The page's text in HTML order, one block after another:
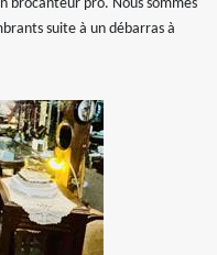
brocanteur pro. Nous sommes
suite à un débarras à